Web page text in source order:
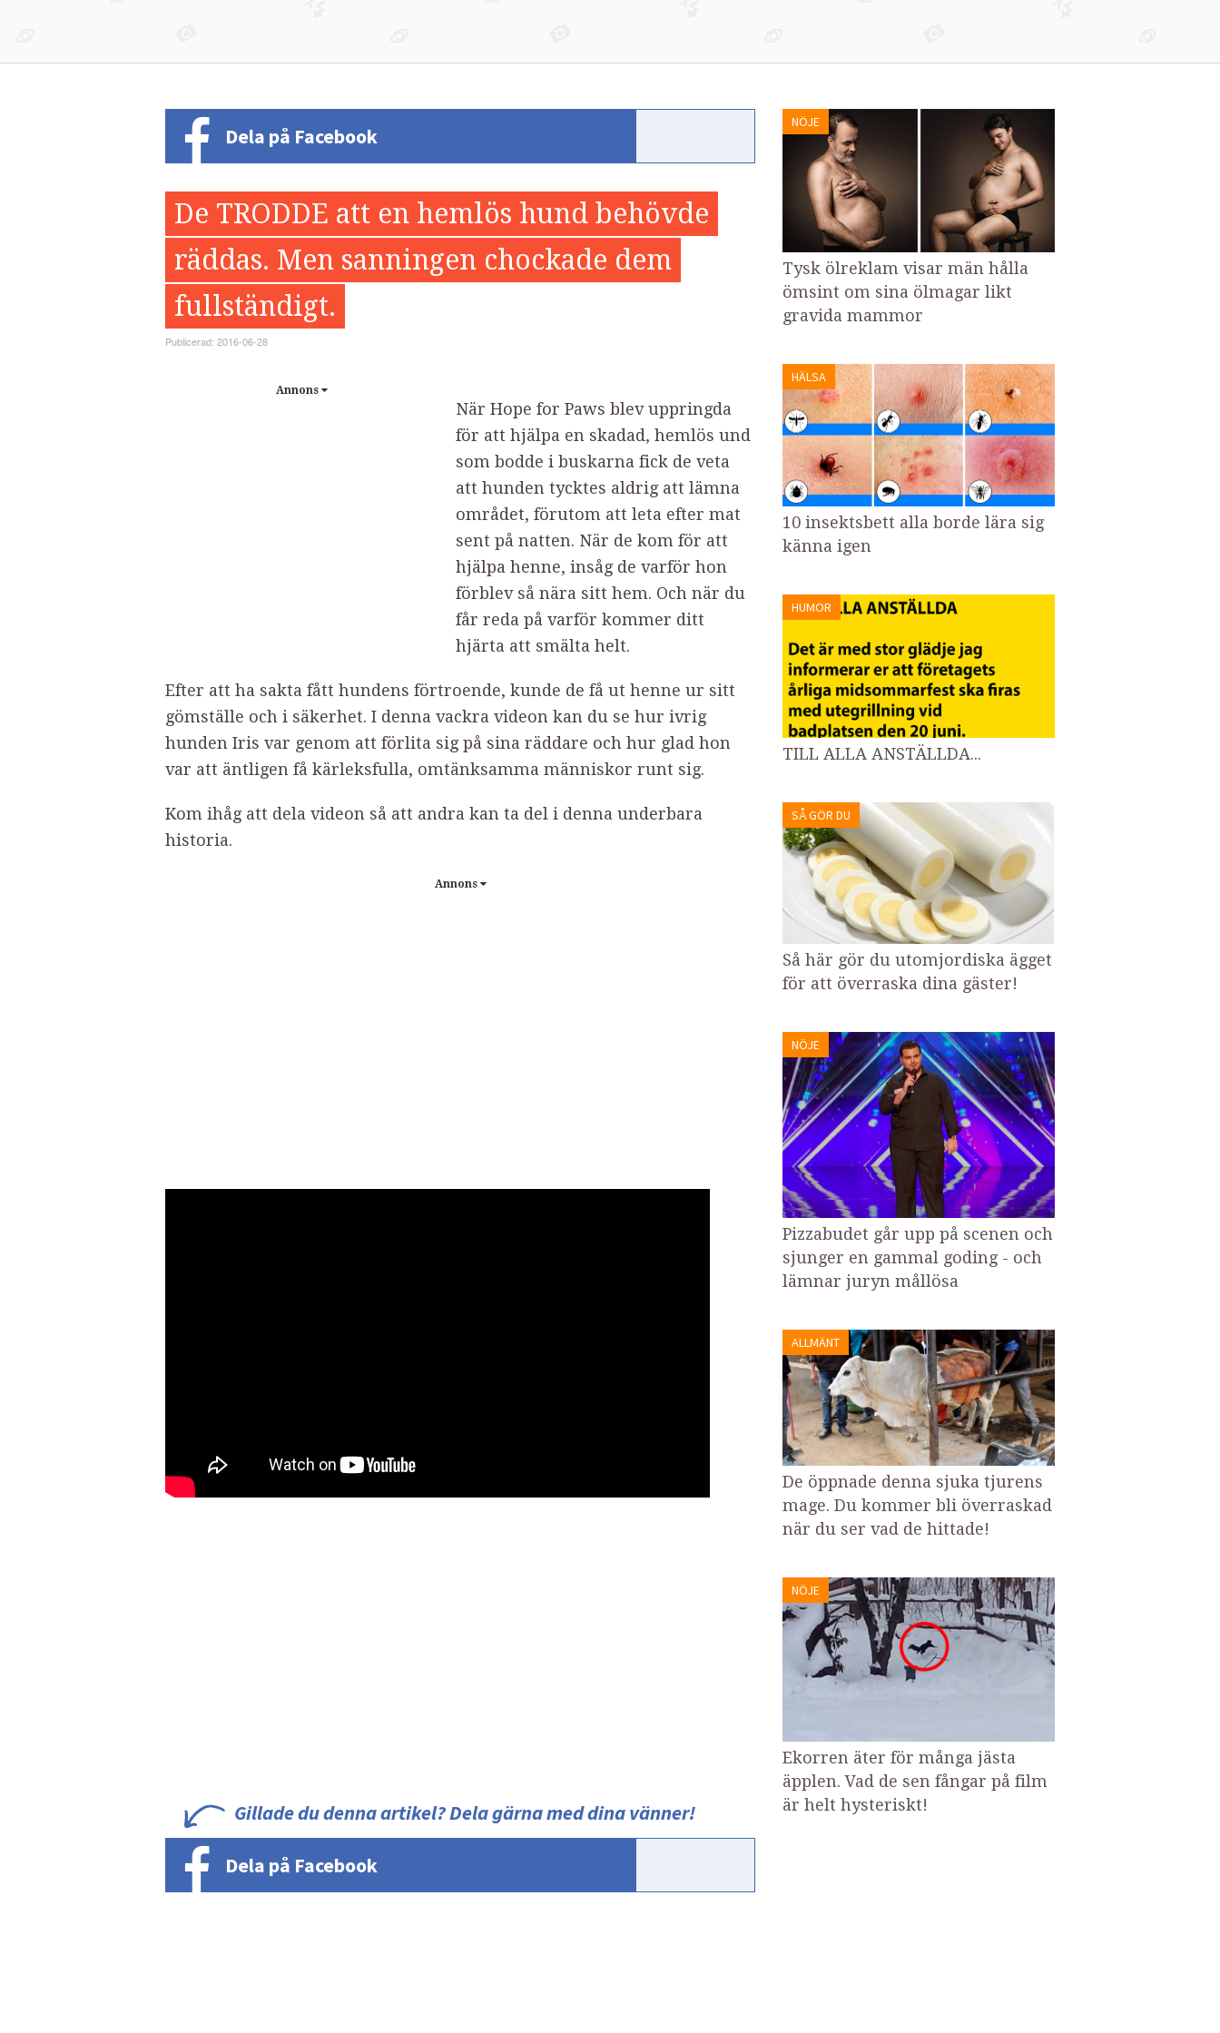
Dela på Facebook
De TRODDE att en hemlös hund behövde
räddas. Men sanningen chockade dem
fullständigt.
Publicerad: 2016-06-28
Annons
När Hope for Paws blev uppringda
för att hjälpa en skadad, hemlös und
som bodde i buskarna fick de veta
att hunden tycktes aldrig att lämna
området, förutom att leta efter mat
sent på natten. När de kom för att
hjälpa henne, insåg de varför hon
förblev så nära sitt hem. Och när du
får reda på varför kommer ditt
hjärta att smälta helt.
Efter att ha sakta fått hundens förtroende, kunde de få ut henne ur sitt
gömställe och i säkerhet. I denna vackra videon kan du se hur ivrig
hunden Iris var genom att förlita sig på sina räddare och hur glad hon
var att äntligen få kärleksfulla, omtänksamma människor runt sig.
Kom ihåg att dela videon så att andra kan ta del i denna underbara
historia.
Annons
Gillade du denna artikel?Dela gärna med dina vänner!
Dela på Facebook
NÖJE
Tysk ölreklam visar män hålla
ömsint om sina ölmagar likt
gravida mammor
HÄLSA
10 insektsbett alla borde lära sig
känna igen
HUMOR
TILL ALLA ANSTÄLLDA...
SÅ GÖR DU
Så här gör du utomjordiska ägget
för att överraska dina gäster!
NÖJE
Pizzabudet går upp på scenen och
sjunger en gammal goding - och
lämnar juryn mållösa
ALLMÄNT
De öppnade denna sjuka tjurens
mage. Du kommer bli överraskad
när du ser vad de hittade!
NÖJE
Ekorren äter för många jästa
äpplen. Vad de sen fångar på film
är helt hysteriskt!